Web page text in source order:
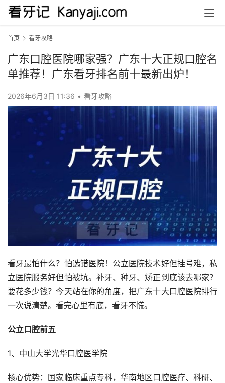
首页 看牙攻略
广东口腔医院哪家强？广东十大正规口腔名
单推荐！广东看牙排名前十最新出炉！
2026年6月3日 11:36 • 看牙攻略
看牙最怕什么？怕选错医院！公立医院技术好但挂号难，私
立医院服务好但怕被坑。补牙、种牙、矫正到底该去哪家？
要花多少钱？今天站在你的角度，把广东十大口腔医院排行
一次说清楚。看完心里有底，看牙不慌。
公立口腔前五
1、中山大学光华口腔医学院
核心优势：国家临床重点专科，华南地区口腔医疗、科研、